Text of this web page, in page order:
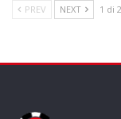
PREV NEXT 1 di